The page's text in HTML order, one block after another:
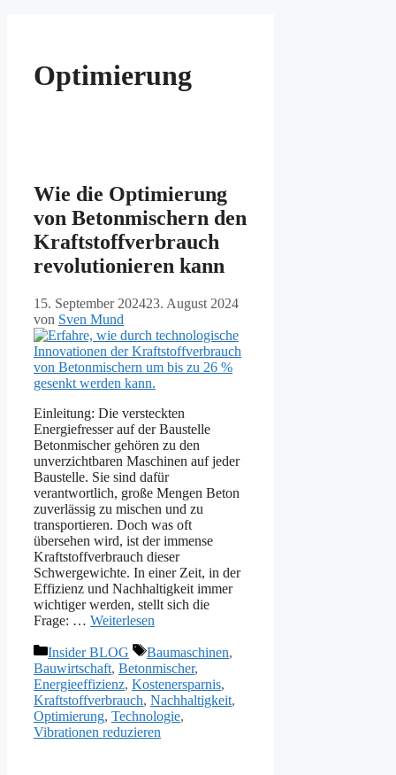
Optimierung
Wie die Optimierung
von Betonmischern den
Kraftstoffverbrauch
revolutionieren kann
15. September 202423. August 2024
von Sven Mund
Einleitung: Die versteckten
Energiefresser auf der Baustelle
Betonmischer gehören zu den
unverzichtbaren Maschinen auf jeder
Baustelle. Sie sind dafür
verantwortlich, große Mengen Beton
zuverlässig zu mischen und zu
transportieren. Doch was oft
übersehen wird, ist der immense
Kraftstoffverbrauch dieser
Schwergewichte. In einer Zeit, in der
Effizienz und Nachhaltigkeit immer
wichtiger werden, stellt sich die
Frage: … Weiterlesen
Kategorien
Insider BLOG Schlagwörter
Baumaschinen,
Bauwirtschaft, Betonmischer,
Energieeffizienz, Kostenersparnis,
Kraftstoffverbrauch, Nachhaltigkeit,
Optimierung, Technologie,
Vibrationen reduzieren